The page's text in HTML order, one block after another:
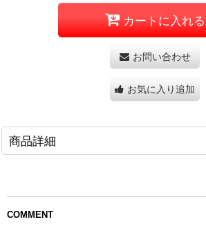
カートに入れる
お問い合わせ
お気に入り追加
商品詳細
COMMENT